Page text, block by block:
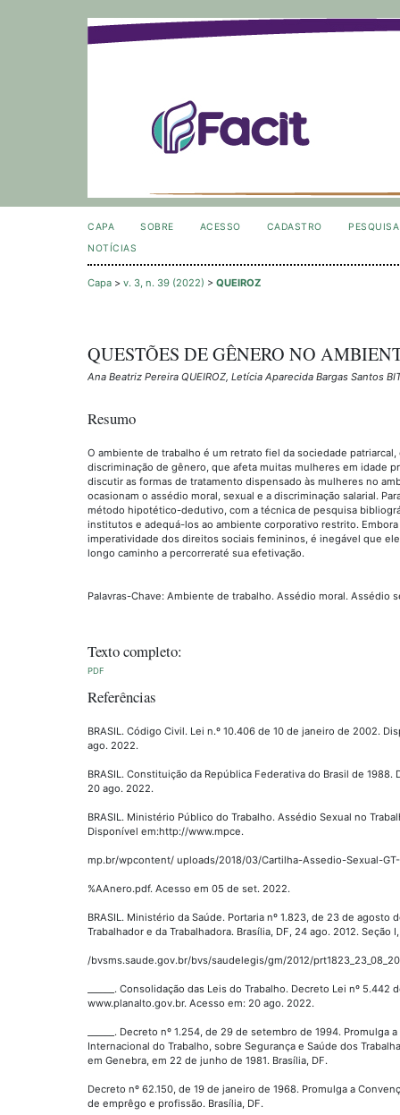
CAPA SOBRE ACESSO CADASTRO
PESQUISA
NOTÍCIAS
Capa > v. 3, n. 39 (2022) > QUEIROZ
QUESTÕES DE GÊNERO NO
Ana Beatriz Pereira QUEIROZ, Letícia Aparecida Bargas Santos
Resumo
O ambiente de trabalho é um retrato fiel da sociedade
discriminação de gênero, que afeta muitas mulheres em idade
discutir as formas de tratamento dispensado às mulheres no
ocasionam o assédio moral, sexual e a discriminação salarial.
método hipotético-dedutivo, com a técnica de pesquisa
institutos e adequá-los ao ambiente corporativo restrito.
imperatividade dos direitos sociais femininos, é inegável que
longo caminho a percorreraté sua efetivação.
Palavras-Chave: Ambiente de trabalho. Assédio moral. Assédio
Texto completo:
PDF
Referências
BRASIL. Código Civil. Lei n.º 10.406 de 10 de janeiro de 2002.
ago. 2022.
BRASIL. Constituição da República Federativa do Brasil de
20 ago. 2022.
BRASIL. Ministério Público do Trabalho. Assédio Sexual no
Disponível em:http://www.mpce.
mp.br/wpcontent/ uploads/2018/03/Cartilha-Assedio-Sexual-GT-
%AAnero.pdf. Acesso em 05 de set. 2022.
BRASIL. Ministério da Saúde. Portaria nº 1.823, de 23 de
Trabalhador e da Trabalhadora. Brasília, DF, 24 ago. 2012.
/bvsms.saude.gov.br/bvs/saudelegis/gm/2012/
______. Consolidação das Leis do Trabalho. Decreto Lei nº
www.planalto.gov.br. Acesso em: 20 ago. 2022.
______. Decreto nº 1.254, de 29 de setembro de 1994.
Internacional do Trabalho, sobre Segurança e Saúde dos
em Genebra, em 22 de junho de 1981. Brasília, DF.
Decreto nº 62.150, de 19 de janeiro de 1968. Promulga a
de emprêgo e profissão. Brasília, DF.